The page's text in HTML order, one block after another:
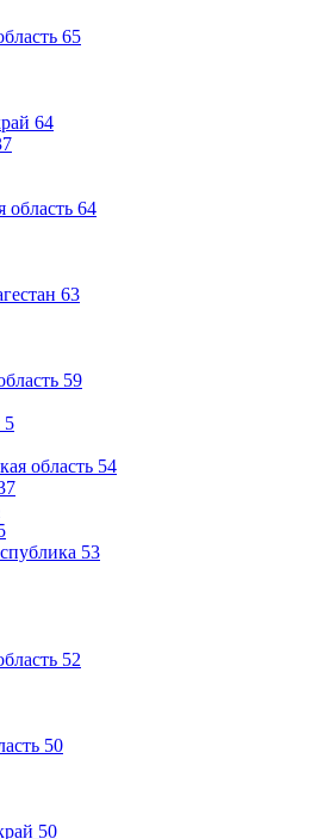
65
64
область 64
63
59
5
область 54
53
52
50
50